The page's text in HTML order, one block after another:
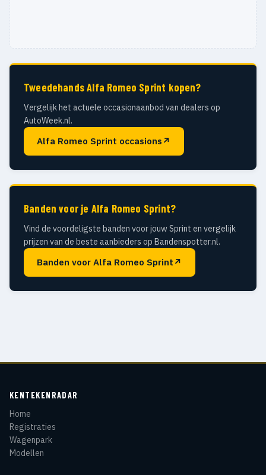
Tweedehands Alfa Romeo Sprint kopen?
Vergelijk het actuele occasionaanbod van dealers op
AutoWeek.nl.
Alfa Romeo Sprint occasions ↗
Banden voor je Alfa Romeo Sprint?
Vind de voordeligste banden voor jouw Sprint en vergelijk
prijzen van de beste aanbieders op Bandenspotter.nl.
Banden voor Alfa Romeo Sprint ↗
KENTEKENRADAR
Home
Registraties
Wagenpark
Modellen